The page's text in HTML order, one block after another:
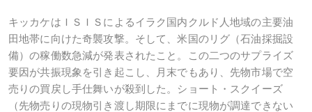
キッカケはＩＳＩＳによるイラク国内クルド人地域の主要油
田地帯に向けた奇襲攻撃。そして、米国のリグ（石油採掘設
備）の稼働数急減が発表されたこと。この二つのサプライズ
要因が共振現象を引き起こし、月末でもあり、先物市場で空
売りの買戻し手仕舞いが殺到した。ショート・スクイーズ
（先物売りの現物引き渡し期限にまでに現物が調達できない